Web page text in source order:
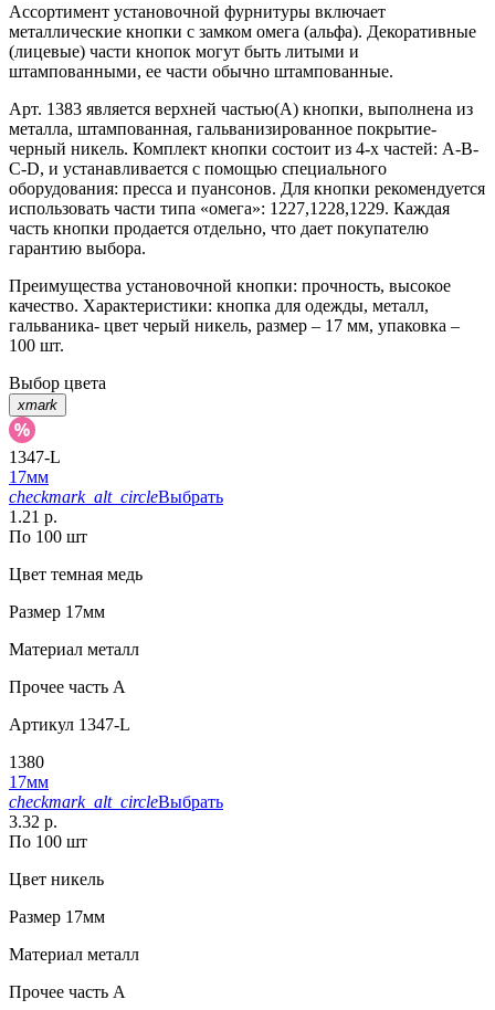
Ассортимент установочной фурнитуры включает
металлические кнопки с замком омега (альфа). Декоративные
(лицевые) части кнопок могут быть литыми и
штампованными, ее части обычно штампованные.
Арт. 1383 является верхней частью(А) кнопки, выполнена из
металла, штампованная, гальванизированное покрытие-
черный никель. Комплект кнопки состоит из 4-х частей: А-В-
С-D, и устанавливается с помощью специального
оборудования: пресса и пуансонов. Для кнопки рекомендуется
использовать части типа «омега»: 1227,1228,1229. Каждая
часть кнопки продается отдельно, что дает покупателю
гарантию выбора.
Преимущества установочной кнопки: прочность, высокое
качество. Характеристики: кнопка для одежды, металл,
гальваника- цвет черый никель, размер – 17 мм, упаковка –
100 шт.
Выбор цвета
xmark
1347-L
17мм
checkmark_alt_circleВыбрать
1.21 р.
По 100 шт
Цвет темная медь
Размер 17мм
Материал металл
Прочее часть A
Артикул 1347-L
1380
17мм
checkmark_alt_circleВыбрать
3.32 р.
По 100 шт
Цвет никель
Размер 17мм
Материал металл
Прочее часть A